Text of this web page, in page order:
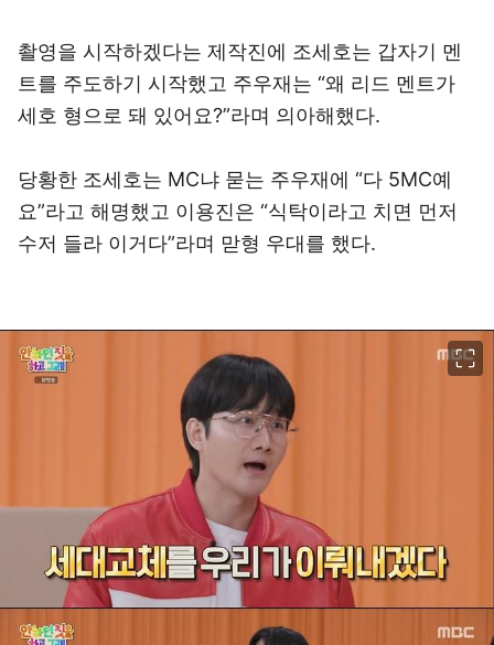
촬영을 시작하겠다는 제작진에 조세호는 갑자기 멘
트를 주도하기 시작했고 주우재는 “왜 리드 멘트가
세호 형으로 돼 있어요?”라며 의아해했다.
당황한 조세호는 MC냐 묻는 주우재에 “다 5MC예
요”라고 해명했고 이용진은 “식탁이라고 치면 먼저
수저 들라 이거다”라며 맏형 우대를 했다.